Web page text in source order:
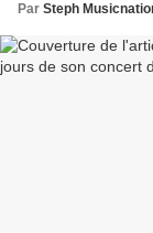
Par Steph